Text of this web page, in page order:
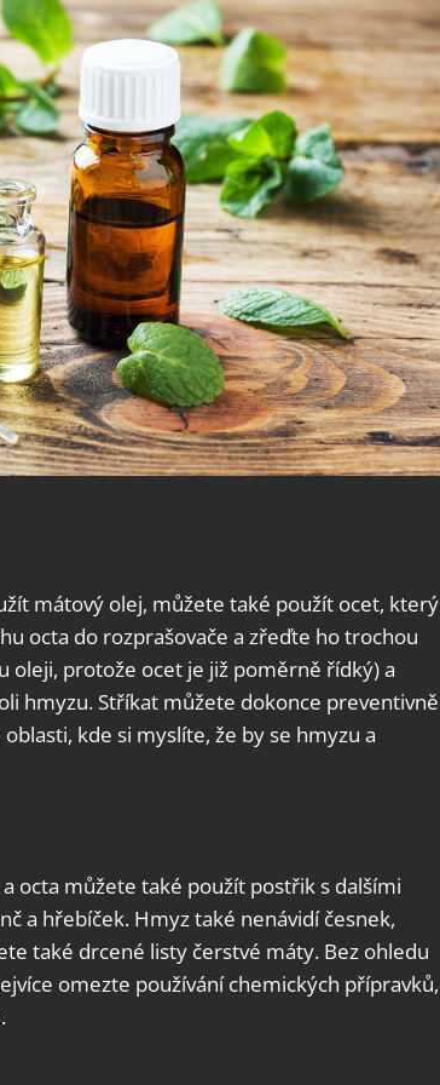
mátový olej, můžete také použít ocet, který
octa do rozprašovače a zřeďte ho trochou
oleji, protože ocet je již poměrně řídký) a
hmyzu. Stříkat můžete dokonce preventivně
kde si myslíte, že by se hmyzu a
octa můžete také použít postřik s dalšími
a hřebíček. Hmyz také nenávidí česnek,
také drcené listy čerstvé máty. Bez ohledu
omezte používání chemických přípravků,